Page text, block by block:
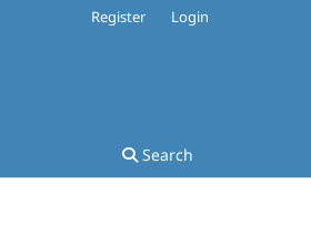
Search
Register Login